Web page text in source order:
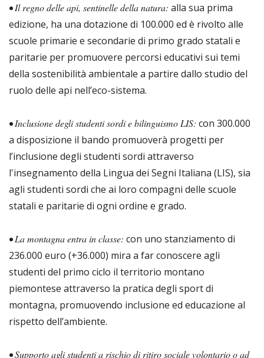
• Il regno delle api, sentinelle della natura: alla sua prima
edizione, ha una dotazione di 100.000 ed è rivolto alle
scuole primarie e secondarie di primo grado statali e
paritarie per promuovere percorsi educativi sui temi
della sostenibilità ambientale a partire dallo studio del
ruolo delle api nell’eco-sistema.
• Inclusione degli studenti sordi e bilinguismo LIS: con 300.000
a disposizione il bando promuoverà progetti per
l’inclusione degli studenti sordi attraverso
l'insegnamento della Lingua dei Segni Italiana (LIS), sia
agli studenti sordi che ai loro compagni delle scuole
statali e paritarie di ogni ordine e grado.
• La montagna entra in classe: con uno stanziamento di
236.000 euro (+36.000) mira a far conoscere agli
studenti del primo ciclo il territorio montano
piemontese attraverso la pratica degli sport di
montagna, promuovendo inclusione ed educazione al
rispetto dell’ambiente.
• Supporto agli studenti a rischio di ritiro sociale volontario o ad